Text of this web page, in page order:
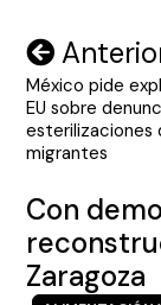
de
entradas
México pide
EU sobre
esterilizaciones
migrantes
Con
Zaragoza